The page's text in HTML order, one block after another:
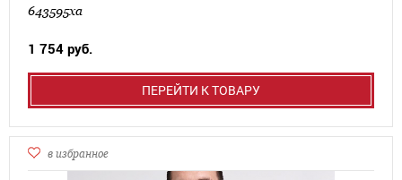
643595ха
1 754 руб.
ПЕРЕЙТИ К ТОВАРУ
в избранное